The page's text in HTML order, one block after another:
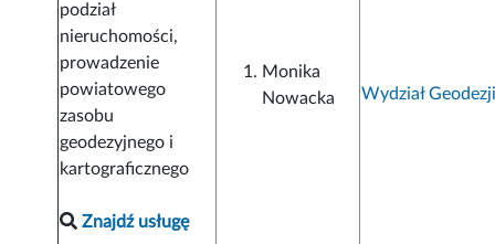
podział
nieruchomości,
prowadzenie
powiatowego
zasobu
geodezyjnego i
kartograficznego
Znajdź usługę
Monika
Nowacka
Wydział